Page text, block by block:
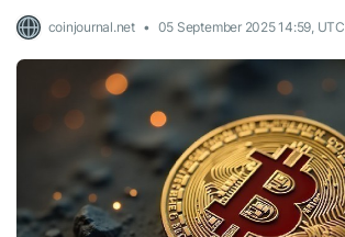
coinjournal.net 05 September 2025 14:59, UTC